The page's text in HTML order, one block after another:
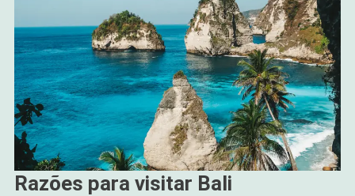
Razões para visitar Bali